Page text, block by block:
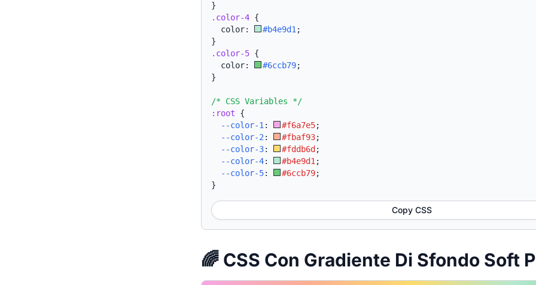
}
.color-4 {
  color:
#b4e9d1 ;
}
.color-5 {
  color:
#6ccb79;
}
/* CSS Variables */
:root {
--color-1 : #f6a7e5;
--color-2 : #fbaf93;
--color-3: #fddb6d ;
--color-4: #b4e9d1 ;
--color-5: #6ccb79;
}
Copy CSS
🌈 CSS Con Gradiente Di Sfondo Soft